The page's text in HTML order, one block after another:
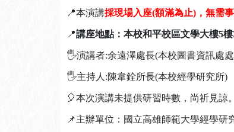
📍本演講採現場入座(額滿為止)，無需
📍講座地點：本校和平校區文學大樓5
🖐演講者:余遠澤處長(本校圖書資訊處
🖐主持人:陳韋銓所長(本校經學研究所)
🎈本次演講未提供研習時數，尚祈見諒。
📌主辦單位：國立高雄師範大學經學研